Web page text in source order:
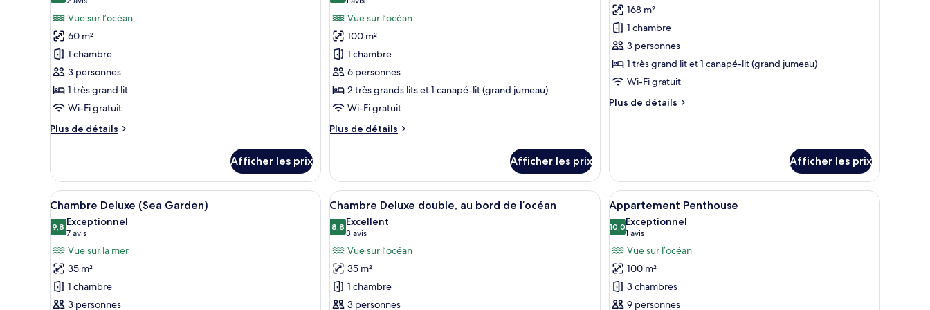
partielle
sur
l'océan
bord
de
l’océan
au
bord
de
l’océan
photos
pour
ce
type
de
chambre :
Chambre
Junior,
de
l’océan
Vue sur l’océan
60 m²
1 chambre
3 personnes
1 très grand lit
Wi-Fi gratuit
Plus de détails
Plus
Chambre
Junior,
au
bord
de
l’océan
Afficher les prix
photos
pour
ce
type
de
chambre :
Chambre
exécutive
Vue sur l’océan
100 m²
1 chambre
6 personnes
2 très grands lits et 1 canapé-lit (grand jumeau)
Wi-Fi gratuit
Plus de détails
Plus
Chambre
exécutive
Afficher les prix
photos
pour
ce
type
de
chambre :
Suite
168 m²
1 chambre
3 personnes
1 très grand lit et 1 canapé-lit (grand jumeau)
Wi-Fi gratuit
Plus de détails
Plus
Afficher les prix
Afficher
toutes
les
photos
pour
ce
type
Une chambre d’hôtel avec une grande fenêtre, un lit, une chaise et une vue sur la mer.
7
Chambre Deluxe (Sea Garden)
9,89,8 sur 10
Exceptionnel
7 avis
(7 avis)
Vue sur la mer
35 m²
1 chambre
3 personnes
Afficher
toutes
les
photos
pour
ce
type
Une chambre d’hôtel moderne avec un grand lit, un bureau et une chaise. Une grande fenêtre offre une vue sur la
6
Chambre Deluxe double, au bord de l’océan
8,88,8 sur 10
Excellent
3 avis
(3 avis)
Vue sur l’océan
35 m²
1 chambre
3 personnes
Afficher
toutes
les
photos
pour
ce
type
Une chambre d’hôtel moderne avec un
8
Appartement Penthouse
10,010,0 sur 10
Exceptionnel
1 avis
(1 avis)
Vue sur l’océan
100 m²
3 chambres
9 personnes